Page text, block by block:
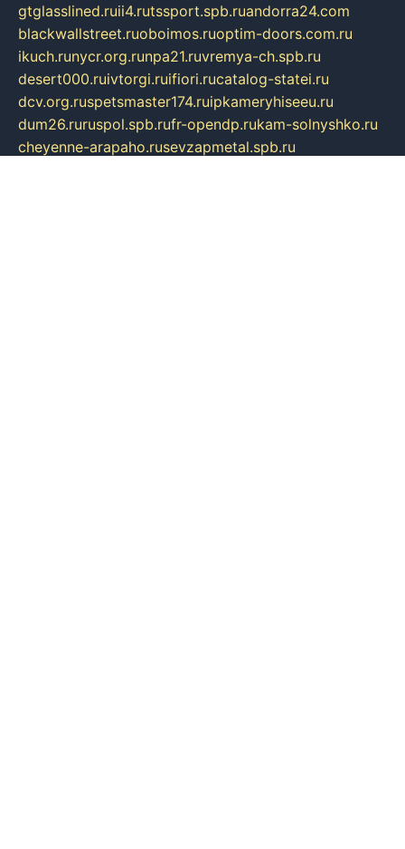
gtglasslined.ruii4.rutssport.spb.ruandorra24.com
blackwallstreet.ruoboimos.ruoptim-doors.com.ru
ikuch.runycr.org.runpa21.ruvremya-ch.spb.ru
desert000.ruivtorgi.ruifiori.rucatalog-statei.ru
dcv.org.ruspetsmaster174.ruipkameryhiseeu.ru
dum26.ruruspol.spb.rufr-opendp.rukam-solnyshko.ru
cheyenne-arapaho.rusevzapmetal.spb.ru